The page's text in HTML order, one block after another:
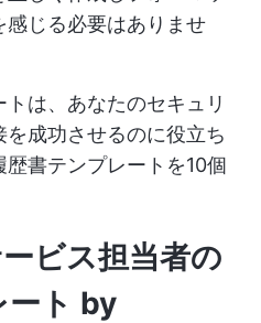
感じる必要はありませ
は、あなたのセキュリ
成功させるのに役立ち
書テンプレートを10個
ビス担当者の
ート by